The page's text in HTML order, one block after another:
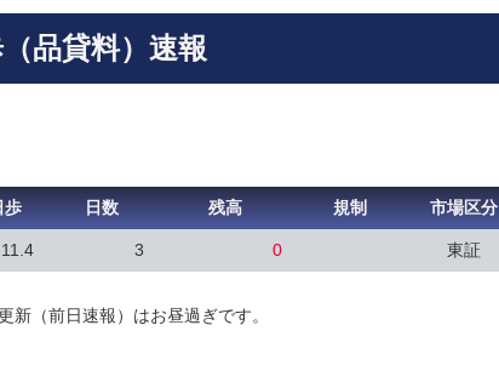
品貸料）速報
歩 日数 残高 規制 市場区分
11.4 3 0 東証
（前日速報）はお昼過ぎです。